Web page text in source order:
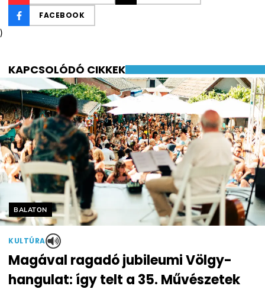
FACEBOOK
)
KAPCSOLÓDÓ CIKKEK
Helyszín címkék:
BALATON
KULTÚRA
Magával ragadó jubileumi Völgy-
hangulat: így telt a 35. Művészetek